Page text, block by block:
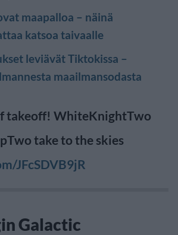
maapalloa – näinä
katsoa taivaalle
leviävät Tiktokissa –
maailmansodasta
takeoff! WhiteKnightTwo
take to the skies
JFcSDVB9jR
Galactic